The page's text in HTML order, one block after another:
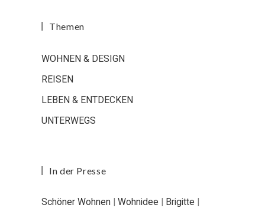
Themen
WOHNEN & DESIGN
REISEN
LEBEN & ENTDECKEN
UNTERWEGS
In der Presse
Schöner Wohnen | Wohnidee | Brigitte |